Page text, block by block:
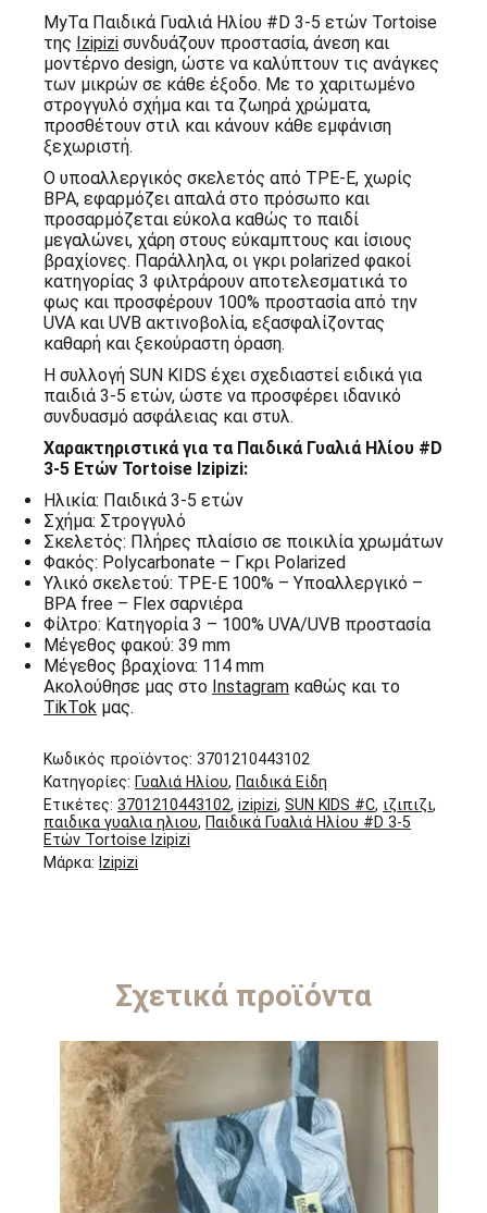
3-
5
Ετών
Tortoise
Izipizi
ποσότητα
MyΤα Παιδικά Γυαλιά Ηλίου #D 3-5 ετών Tortoise
της Izipizi συνδυάζουν προστασία, άνεση και
μοντέρνο design, ώστε να καλύπτουν τις ανάγκες
των μικρών σε κάθε έξοδο. Με το χαριτωμένο
στρογγυλό σχήμα και τα ζωηρά χρώματα,
προσθέτουν στιλ και κάνουν κάθε εμφάνιση
ξεχωριστή.
Ο υποαλλεργικός σκελετός από TPE-E, χωρίς
BPA, εφαρμόζει απαλά στο πρόσωπο και
προσαρμόζεται εύκολα καθώς το παιδί
μεγαλώνει, χάρη στους εύκαμπτους και ίσιους
βραχίονες. Παράλληλα, οι γκρι polarized φακοί
κατηγορίας 3 φιλτράρουν αποτελεσματικά το
φως και προσφέρουν 100% προστασία από την
UVA και UVB ακτινοβολία, εξασφαλίζοντας
καθαρή και ξεκούραστη όραση.
Η συλλογή SUN KIDS έχει σχεδιαστεί ειδικά για
παιδιά 3-5 ετών, ώστε να προσφέρει ιδανικό
συνδυασμό ασφάλειας και στυλ.
Χαρακτηριστικά για τα Παιδικά Γυαλιά Ηλίου #D
3-5 Ετών Tortoise Izipizi:
Ηλικία: Παιδικά 3-5 ετών
Σχήμα: Στρογγυλό
Σκελετός: Πλήρες πλαίσιο σε ποικιλία χρωμάτων
Φακός: Polycarbonate – Γκρι Polarized
Υλικό σκελετού: TPE-E 100% – Υποαλλεργικό –
BPA free – Flex σαρνιέρα
Φίλτρο: Κατηγορία 3 – 100% UVA/UVB προστασία
Μέγεθος φακού: 39 mm
Μέγεθος βραχίονα: 114 mm
Ακολούθησε μας στο Instagram καθώς και το
TikTok μας.
Κωδικός προϊόντος: 3701210443102
Κατηγορίες: Γυαλιά Ηλίου, Παιδικά Είδη
Ετικέτες: 3701210443102, izipizi, SUN KIDS #C, ιζιπιζι,
παιδικα γυαλια ηλιου, Παιδικά Γυαλιά Ηλίου #D 3-5
Ετών Tortoise Izipizi
Μάρκα: Izipizi
Σχετικά προϊόντα